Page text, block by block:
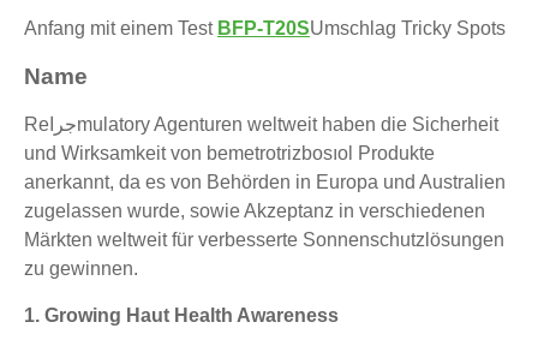
Anfang mit einem Test BFP-T20SUmschlag Tricky Spots
Name
Reجراmulatory Agenturen weltweit haben die Sicherheit
und Wirksamkeit von bemetrotrizbosıol Produkte
anerkannt, da es von Behörden in Europa und Australien
zugelassen wurde, sowie Akzeptanz in verschiedenen
Märkten weltweit für verbesserte Sonnenschutzlösungen
zu gewinnen.
1. Growing Haut Health Awareness